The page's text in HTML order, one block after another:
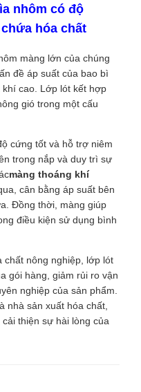
nhôm có độ
hóa chất
màng lớn của chúng
đề áp suất của bao bì
cao. Lớp lót kết hợp
gió trong một cấu
cứng tốt và hỗ trợ niêm
trong nắp và duy trì sự
màng thoáng khí
cân bằng áp suất bên
Đồng thời, màng giúp
điều kiện sử dụng bình
chất nông nghiệp, lớp lót
gói hàng, giảm rủi ro vận
nghiệp của sản phẩm.
nhà sản xuất hóa chất,
thiện sự hài lòng của